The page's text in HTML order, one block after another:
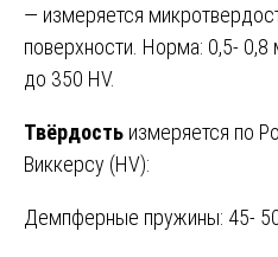
— измеряется
поверхности. Норма: 0,5-
до 350 HV.
Твёрдость измеряется по
Виккерсу (HV):
Демпферные пружины: 45- 50